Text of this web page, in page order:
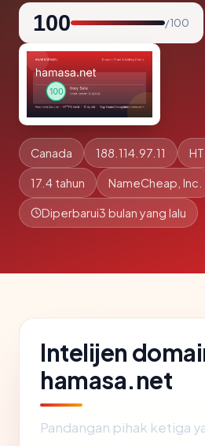
100 / 100
Canada 188.114.97.11
17.4 tahun NameCheap, Inc.
Diperbarui3 bulan yang lalu
Intelijen
hamasa.net
Pandangan pihak ketiga